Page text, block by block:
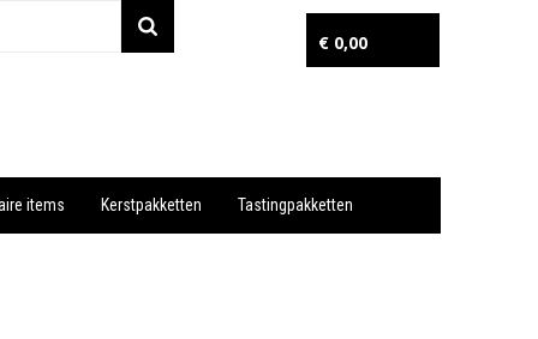
€ 0,00
items Kerstpakketten Tastingpakketten